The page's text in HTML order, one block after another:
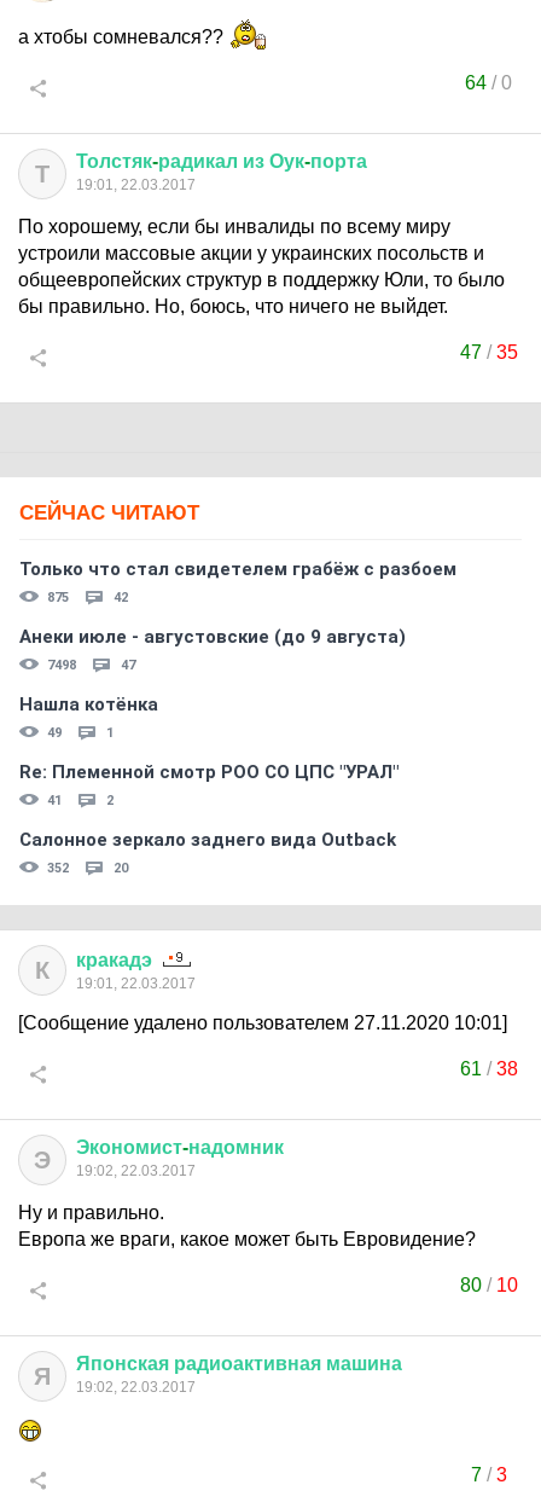
а хтобы сомневался??
64 /0
Т Толстяк-радикал из Оук-порта
19:01, 22.03.2017
По хорошему, если бы инвалиды по всему миру
устроили массовые акции у украинских посольств и
общеевропейских структур в поддержку Юли, то было
бы правильно. Но, боюсь, что ничего не выйдет.
47/35
СЕЙЧАС ЧИТАЮТ
Только что стал свидетелем грабёж с разбоем
875 42
Анеки июле - августовские (до 9 августа)
7498 47
Нашла котёнка
49 1
Re: Племеннoй смoтр РOO CO ЦПС "УРАЛ"
41 2
Салонное зеркало заднего вида Outback
352 20
К кракадэ
19:01, 22.03.2017
[Сообщение удалено пользователем 27.11.2020 10:01]
61 /38
Э Экономист-надомник
19:02, 22.03.2017
Ну и правильно.
Европа же враги, какое может быть Евровидение?
80/ 10
Я Японская радиоактивная машина
19:02, 22.03.2017
7/3